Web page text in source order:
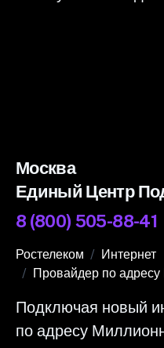
Москва
Единый Центр
8 (800) 505-88-41
Ростелеком
Интернет
Провайдер по
Подключая новый
по адресу